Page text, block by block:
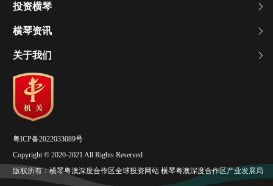
投资横琴
横琴资讯
关于我们
粤ICP备2022033089号
Copyright © 2020-2021 All Rights Reserved
版权所有：横琴粤澳深度合作区全球投资网站 横琴粤澳深度合作区产业发展局